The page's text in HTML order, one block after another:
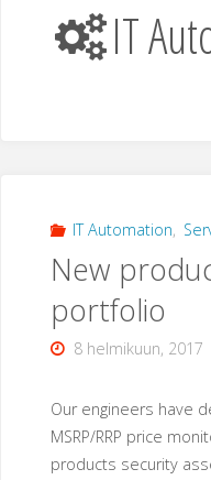
IT
IT Automation,
New
portfolio
8 helmikuun, 2017
Our engineers have
MSRP/RRP price
products security